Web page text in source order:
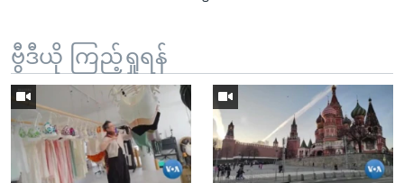
ဗွီဒီယို ကြည့်ရှုရန်